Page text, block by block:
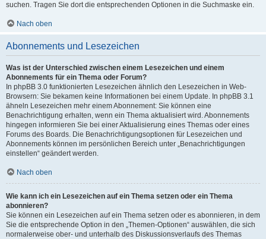
suchen. Tragen Sie dort die entsprechenden Optionen in die Suchmaske ein.
Nach oben
Abonnements und Lesezeichen
Was ist der Unterschied zwischen einem Lesezeichen und einem
Abonnements für ein Thema oder Forum?
In phpBB 3.0 funktionierten Lesezeichen ähnlich den Lesezeichen in Web-
Browsern: Sie bekamen keine Informationen bei einem Update. In phpBB 3.1
ähneln Lesezeichen mehr einem Abonnement: Sie können eine
Benachrichtigung erhalten, wenn ein Thema aktualisiert wird. Abonnements
hingegen informieren Sie bei einer Aktualisierung eines Themas oder eines
Forums des Boards. Die Benachrichtigungsoptionen für Lesezeichen und
Abonnements können im persönlichen Bereich unter „Benachrichtigungen
einstellen“ geändert werden.
Nach oben
Wie kann ich ein Lesezeichen auf ein Thema setzen oder ein Thema
abonnieren?
Sie können ein Lesezeichen auf ein Thema setzen oder es abonnieren, in dem
Sie die entsprechende Option in den „Themen-Optionen“ auswählen, die sich
normalerweise ober- und unterhalb des Diskussionsverlaufs des Themas